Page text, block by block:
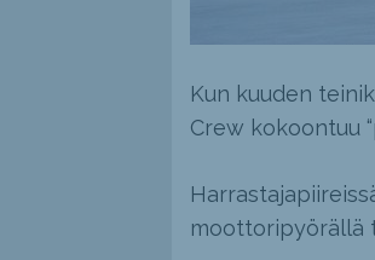
Kun kuuden
Crew kokoontuu
moottoripyörällä